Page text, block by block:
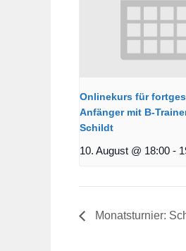
Onlinekurs für
Anfänger mit B-
Schildt
10. August @ 18:00 -
Monatsturnier: